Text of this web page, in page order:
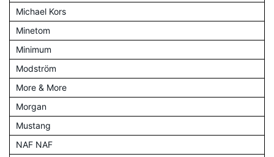
Michael Kors
Minetom
Minimum
Modström
More & More
Morgan
Mustang
NAF NAF